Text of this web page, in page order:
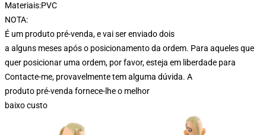
Materiais:PVC
NOTA:
É um produto pré-venda, e vai ser enviado dois
a alguns meses após o posicionamento da ordem. Para aqueles que
quer posicionar uma ordem, por favor, esteja em liberdade para
Contacte-me, provavelmente tem alguma dúvida. A
produto pré-venda fornece-lhe o melhor
baixo custo